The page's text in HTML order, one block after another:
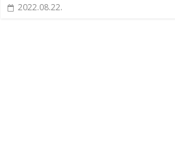
2022.08.22.